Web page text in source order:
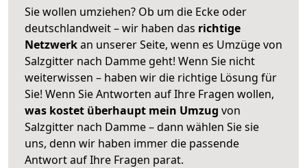
Sie wollen umziehen? Ob um die Ecke oder
deutschlandweit – wir haben das richtige
Netzwerkan unserer Seite, wenn es Umzüge von
Salzgitter nach Damme geht! Wenn Sie nicht
weiterwissen – haben wir die richtige Lösung für
Sie! Wenn Sie Antworten auf Ihre Fragen wollen,
was kostet überhaupt mein Umzug von
Salzgitter nach Damme – dann wählen Sie sie
uns, denn wir haben immer die passende
Antwort auf Ihre Fragen parat.